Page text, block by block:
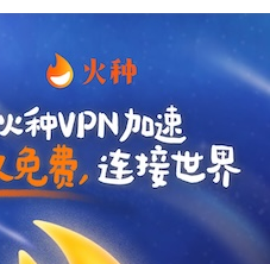
支持 [0] 反对[0]